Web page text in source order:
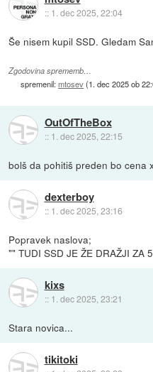
:: 1. dec 2025, 22:04
Še nisem kupil SSD. Gledam
Zgodovina sprememb…
spremenil:mtosev(1. dec 2025 ob
OutOfTheBox
:: 1. dec 2025, 22:15
bolš da pohitiš preden bo cena
dexterboy
:: 1. dec 2025, 23:16
Popravek naslova;
"" TUDI SSD JE ŽE DRAŽJI ZA
kixs
:: 1. dec 2025, 23:21
Stara novica...
tikitoki